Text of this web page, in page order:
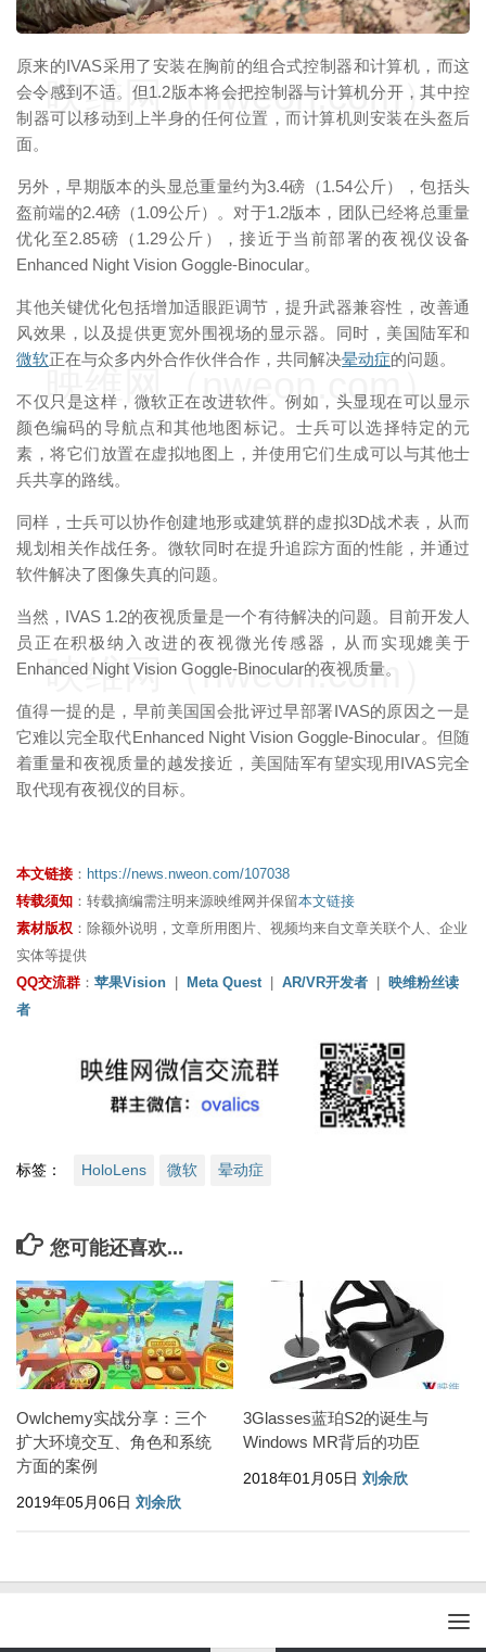
原来的IVAS采用了安装在胸前的组合式控制器和计算机，而这
会令感到不适。但1.2版本将会把控制器与计算机分开，其中控
制器可以移动到上半身的任何位置，而计算机则安装在头盔后
面。
另外，早期版本的头显总重量约为3.4磅（1.54公斤），包括头
盔前端的2.4磅（1.09公斤）。对于1.2版本，团队已经将总重量
优化至2.85磅（1.29公斤），接近于当前部署的夜视仪设备
Enhanced Night Vision Goggle-Binocular。
其他关键优化包括增加适眼距调节，提升武器兼容性，改善通
风效果，以及提供更宽外围视场的显示器。同时，美国陆军和
微软正在与众多内外合作伙伴合作，共同解决晕动症的问题。
不仅只是这样，微软正在改进软件。例如，头显现在可以显示
颜色编码的导航点和其他地图标记。士兵可以选择特定的元
素，将它们放置在虚拟地图上，并使用它们生成可以与其他士
兵共享的路线。
同样，士兵可以协作创建地形或建筑群的虚拟3D战术表，从而
规划相关作战任务。微软同时在提升追踪方面的性能，并通过
软件解决了图像失真的问题。
当然，IVAS 1.2的夜视质量是一个有待解决的问题。目前开发人
员正在积极纳入改进的夜视微光传感器，从而实现媲美于
Enhanced Night Vision Goggle-Binocular的夜视质量。
值得一提的是，早前美国国会批评过早部署IVAS的原因之一是
它难以完全取代Enhanced Night Vision Goggle-Binocular。但随
着重量和夜视质量的越发接近，美国陆军有望实现用IVAS完全
取代现有夜视仪的目标。
映维网（nweon.com）
映维网（nweon.com）
映维网（nweon.com）
本文链接 ： https://news.nweon.com/107038
转载须知 ：转载摘编需注明来源映维网并保留本文链接
素材版权 ：除额外说明，文章所用图片、视频均来自文章关联个人、企业
实体等提供
QQ交流群 ： 苹果Vision Meta Quest AR/VR开发者
映维粉丝读
者
标签： HoloLens 微软 晕动症
您可能还喜欢...
Owlchemy实战分享：三个
扩大环境交互、角色和系统
方面的案例
2019年05月06日 刘余欣
3Glasses蓝珀S2的诞生与
Windows MR背后的功臣
2018年01月05日 刘余欣